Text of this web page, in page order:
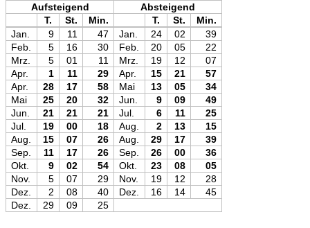
Aufsteigend
Absteigend
T.
St. Min. T. St.
Min.
Jan.
9 11 47 Jan. 24 02
39
Feb.
5 16 30 Feb. 20 05
22
Mrz.
5 01 11 Mrz. 19 12
07
Apr.
1 11 29 Apr. 15 21
57
Apr.
28 17 58 Mai 13 05
34
Mai
25 20 32 Jun. 9 09
49
Jun.
21 21 21 Jul. 6 11
25
Jul.
19 00 18 Aug. 2 13
15
Aug.
15 07 26 Aug. 29 17
39
Sep.
11 17 26 Sep. 26 00
36
Okt.
9 02 54 Okt. 23 08
05
Nov.
5 07 29 Nov. 19 12
28
Dez.
2 08 40 Dez. 16 14
45
Dez.
29 09 25